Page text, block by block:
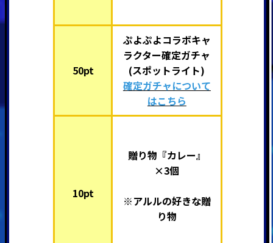
50pt
ぷよぷよコラボキャ
ラクター確定ガチャ
(スポットライト)
確定ガチャについて
はこちら
10pt
贈り物『カレー』
×3個
※アルルの好きな贈
り物